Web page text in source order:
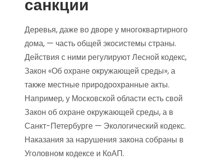
санкции
Деревья, даже во дворе у многоквартирного
дома, — часть общей экосистемы страны.
Действия с ними регулируют Лесной кодекс,
Закон «Об охране окружающей среды», а
также местные природоохранные акты.
Например, у Московской области есть свой
Закон об охране окружающей среды, а в
Санкт-Петербурге — Экологический кодекс.
Наказания за нарушения закона собраны в
Уголовном кодексе и КоАП.